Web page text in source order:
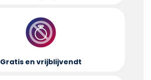
Gratis en vrijblijvendt